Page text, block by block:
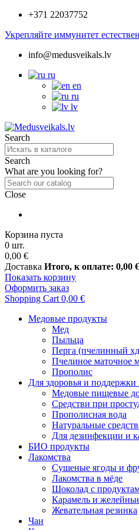
+371 22037752
Укрепляйте иммунитет
info@medusveikals.lv
ru
en
ru
lv
Search
Search
What are you looking for?
Close
Корзина пуста
0 шт.
0,00 €
Доставка Итого, к оплате: 0,00 €
Показать корзину
Оформить заказ
Shopping Cart 0,00 €
Медовые продукты
Meд
Пыльца
Перга (пчелинный
Пчелиное маточное
Прополис
Для здоровья и
Mедовые пищевые
Средстви при
Прополисная вода
Натуральные
Для дезинфекции и
БИО продукты
Лакомства
Сушеные ягоды и
Лакомства в мёде
Шоколад с
Карамель и
Жевательная резинка
Чаи